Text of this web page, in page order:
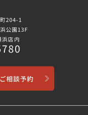
204-1
公園13F
浜店内
ご相談予約